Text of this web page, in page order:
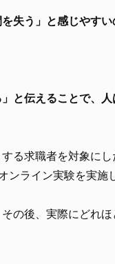
失う」と感じやすい
と伝えることで、
る求職者を対象に
ライン実験を実施
の後、実際にどれ